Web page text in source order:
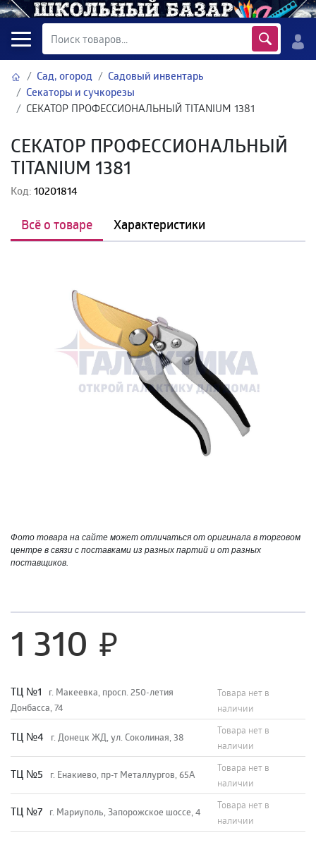
Сад, огород
Садовый инвентарь
Секаторы и сучкорезы
СЕКАТОР ПРОФЕССИОНАЛЬНЫЙ TITANIUM 1381
СЕКАТОР ПРОФЕССИОНАЛЬНЫЙ
TITANIUM 1381
Код:10201814
Всё о товаре Характеристики
Фото товара на сайте может отличаться от оригинала в торговом
центре в связи с поставками из разных партий и от разных
поставщиков.
1 310
TЦ №1
г. Макеевка, просп. 250-летия
Донбасса, 74
Товара нет в
наличии
TЦ №4 г. Донецк ЖД, ул. Соколиная, 38
Товара нет в
наличии
TЦ №5 г. Енакиево, пр-т Металлургов, 65А
Товара нет в
наличии
ТЦ №7 г. Мариуполь, Запорожское шоссе, 4
Товара нет в
наличии